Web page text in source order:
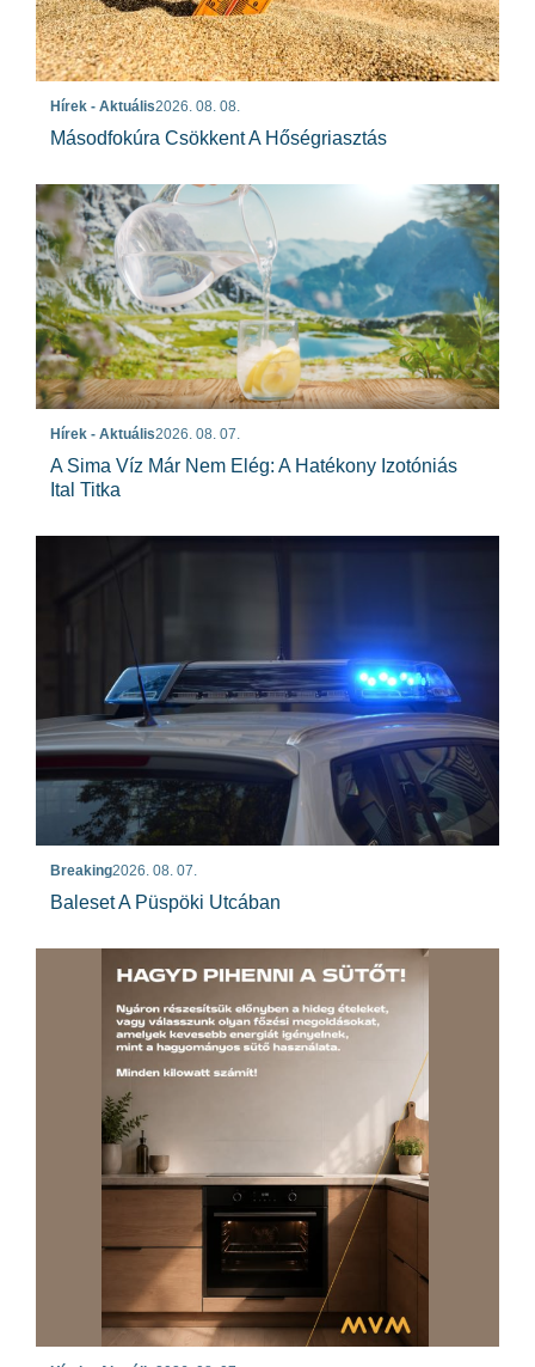
Hírek - Aktuális2026. 08. 08.
Másodfokúra Csökkent A Hőségriasztás
Hírek - Aktuális2026. 08. 07.
A Sima Víz Már Nem Elég: A Hatékony Izotóniás
Ital Titka
Breaking2026. 08. 07.
Baleset A Püspöki Utcában